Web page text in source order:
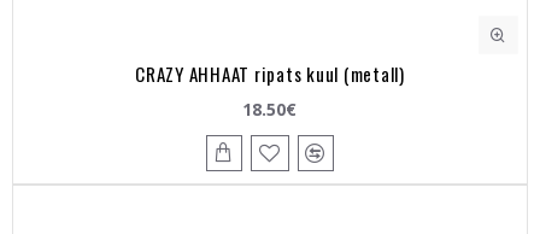
CRAZY AHHAAT ripats kuul (metall)
18.50€